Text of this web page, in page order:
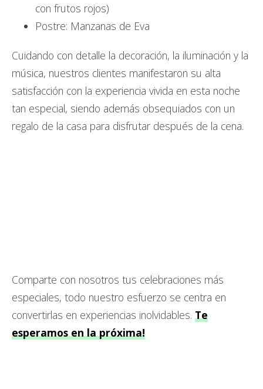
con frutos rojos)
Postre: Manzanas de Eva
Cuidando con detalle la decoración, la iluminación y la
música, nuestros clientes manifestaron su alta
satisfacción con la experiencia vivida en esta noche
tan especial, siendo además obsequiados con un
regalo de la casa para disfrutar después de la cena.
Comparte con nosotros tus celebraciones más
especiales, todo nuestro esfuerzo se centra en
convertirlas en experiencias inolvidables. Te
esperamos en la próxima!